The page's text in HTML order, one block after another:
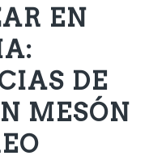
EN
DE
MESÓN